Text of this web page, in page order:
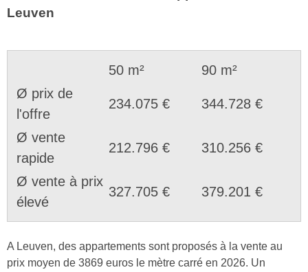
Leuven
50 m²
90 m²
Ø prix de
l'offre
234.075 € 344.728 €
Ø vente
rapide
212.796 € 310.256 €
Ø vente à prix
élevé
327.705 € 379.201 €
A Leuven, des appartements sont proposés à la vente au
prix moyen de 3869 euros le mètre carré en 2026. Un